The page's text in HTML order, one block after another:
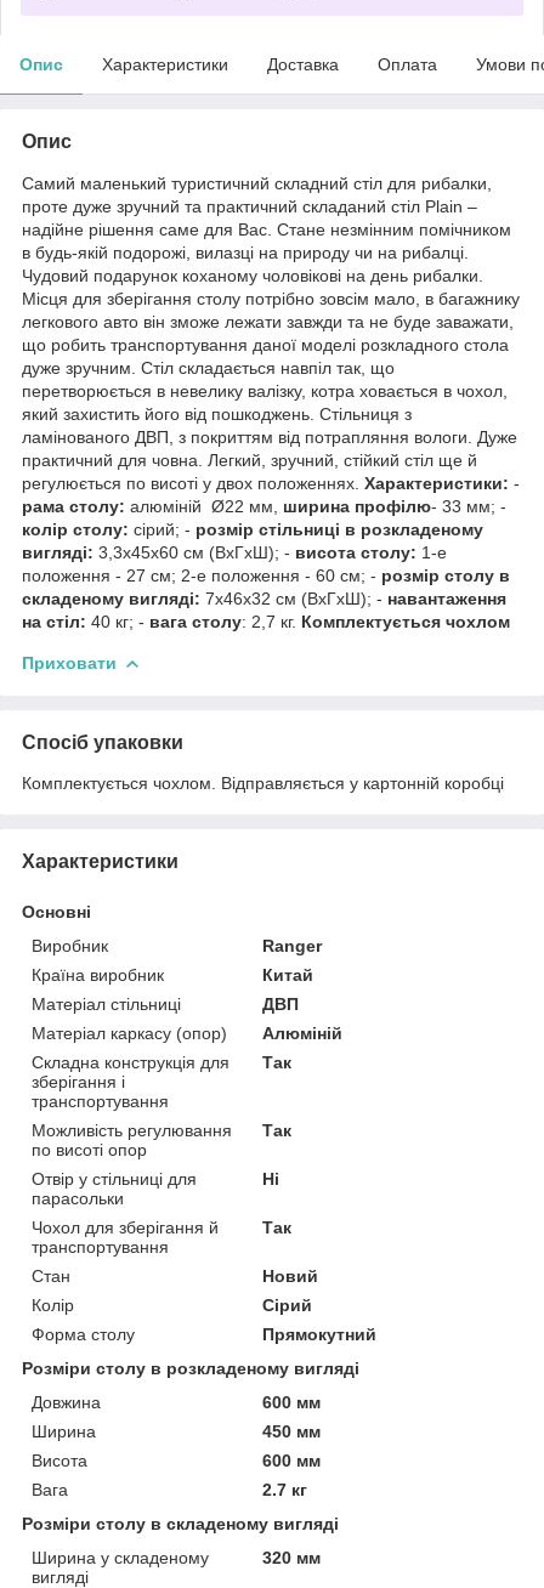
Опис Характеристики Доставка Оплата Умови
Опис
Самий маленький туристичний складний стіл для рибалки,
проте дуже зручний та практичний складаний стіл Plain –
надійне рішення саме для Вас. Стане незмінним помічником
в будь-якій подорожі, вилазці на природу чи на рибалці.
Чудовий подарунок коханому чоловікові на день рибалки.
Місця для зберігання столу потрібно зовсім мало, в багажнику
легкового авто він зможе лежати завжди та не буде заважати,
що робить транспортування даної моделі розкладного стола
дуже зручним. Стіл складається навпіл так, що
перетворюється в невелику валізку, котра ховається в чохол,
який захистить його від пошкоджень. Стільниця з
ламінованого ДВП, з покриттям від потрапляння вологи. Дуже
практичний для човна. Легкий, зручний, стійкий стіл ще й
регулюється по висоті у двох положеннях. Характеристики: -
рама столу: алюміній Ø22 мм, ширина профілю- 33 мм; -
колір столу: сірий; - розмір стільниці в розкладеному
вигляді: 3,3х45х60 см (ВхГхШ); - висота столу: 1-е
положення - 27 см; 2-е положення - 60 см; - розмір столу в
складеному вигляді: 7х46х32 см (ВхГхШ); - навантаження
на стіл: 40 кг; - вага столу: 2,7 кг. Комплектується чохлом
Приховати
Спосіб упаковки
Комплектується чохлом. Відправляється у картонній коробці
Характеристики
Основні
Виробник
Ranger
Країна виробник
Китай
Матеріал стільниці
ДВП
Матеріал каркасу (опор)
Алюміній
Складна конструкція для
зберігання і
транспортування
Так
Можливість регулювання
по висоті опор
Так
Отвір у стільниці для
парасольки
Ні
Чохол для зберігання й
транспортування
Так
Стан
Новий
Колір
Сірий
Форма столу
Прямокутний
Розміри столу в розкладеному вигляді
Довжина
600 мм
Ширина
450 мм
Висота
600 мм
Вага
2.7 кг
Розміри столу в складеному вигляді
Ширина у складеному
вигляді
320 мм